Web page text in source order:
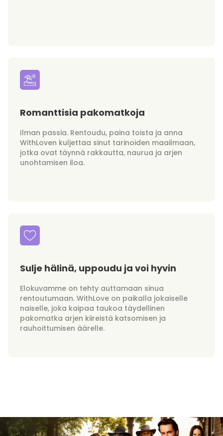
Romanttisia pakomatkoja
Ilman passia. Rentoudu, paina toista ja anna
WithLoven kuljettaa sinut tarinoiden maailmaan,
jotka ovat täynnä rakkautta, naurua ja arjen
unohtamisen iloa.
Sulje hälinä, uppoudu ja voi hyvin
Elokuvamme on tehty auttamaan sinua
rentoutumaan. WithLove on paikalla jokaiselle
naiselle, joka kaipaa taukoa täydellinen
pakomatka arjen kiireistä katsomisen ja
rauhoittumisen äärelle.